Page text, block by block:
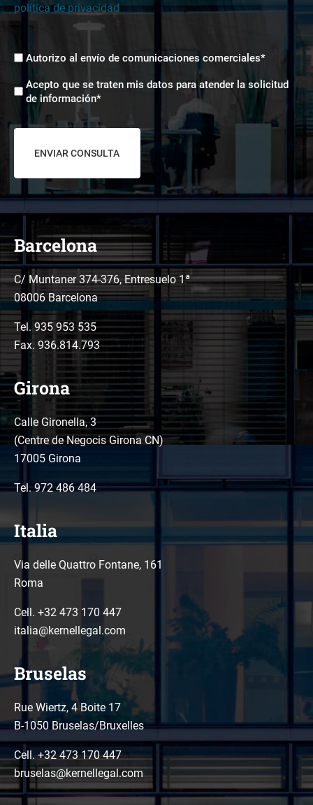
política de privacidad
Envíos
Autorizo al envío de comunicaciones comerciales*
Aceptación
tratamiento
datos
Acepto que se traten mis datos para atender la solicitud
de información*
Barcelona
C/ Muntaner 374-376, Entresuelo 1ª
08006 Barcelona
Tel. 935 953 535
Fax. 936.814.793
Girona
Calle Gironella, 3
(Centre de Negocis Girona CN)
17005 Girona
Tel.972 486 484
Italia
Via delle Quattro Fontane, 161
Roma
Cell. +32 473 170 447
italia@kernellegal.com
Bruselas
Rue Wiertz, 4 Boite 17
B-1050 Bruselas/Bruxelles
Cell. +32 473 170 447
bruselas@kernellegal.com